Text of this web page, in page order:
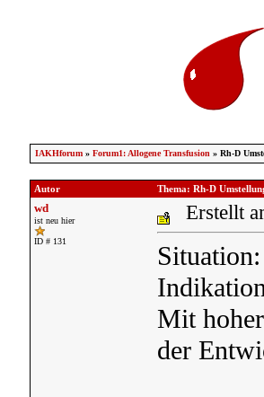
IAKHforum» Forum1: Allogene Transfusion » Rh-D
Autor Thema: Rh-D
wd
ist neu hier
ID # 131
Erstellt
Mit
der